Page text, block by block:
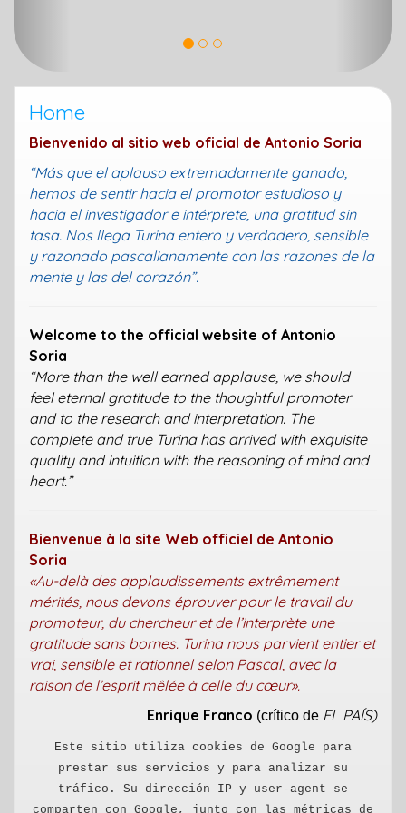
Home
Bienvenido al sitio web oficial de Antonio Soria
“Más que el aplauso extremadamente ganado,
hemos de sentir hacia el promotor estudioso y
hacia el investigador e intérprete, una gratitud sin
tasa. Nos llega Turina entero y verdadero, sensible
y razonado pascalianamente con las razones de la
mente y las del corazón”.
Welcome to the official website of Antonio
Soria
“More than the well earned applause, we should
feel eternal gratitude to the thoughtful promoter
and to the research and interpretation. The
complete and true Turina has arrived with exquisite
quality and intuition with the reasoning of mind and
heart.”
Bienvenue à la site Web officiel de Antonio
Soria
«Au-delà des applaudissements extrêmement
mérités, nous devons éprouver pour le travail du
promoteur, du chercheur et de l’interprète une
gratitude sans bornes. Turina nous parvient entier et
vrai, sensible et rationnel selon Pascal, avec la
raison de l’esprit mêlée à celle du cœur».
Enrique Franco (crítico de EL PAÍS)
Este sitio utiliza cookies de Google para
prestar sus servicios y para analizar su
tráfico. Su dirección IP y user-agent se
comparten con Google, junto con las métricas de